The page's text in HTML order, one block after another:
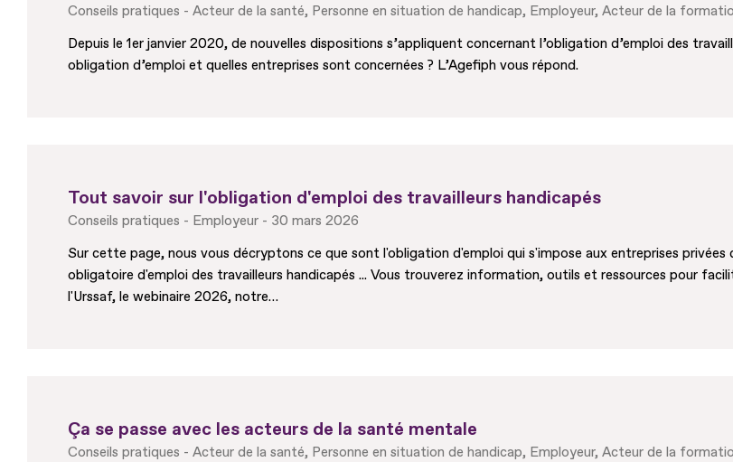
Conseils pratiques Acteur de la santé Personne en situation de handicap Employeur Acteur de la
Depuis le 1er janvier 2020, de nouvelles dispositions s’appliquent concernant l’obligation d’emploi des
obligation d’emploi et quelles entreprises sont concernées ? L’Agefiph vous répond.
Tout savoir sur l'obligation d'emploi des travailleurs handicapés
Conseils pratiques Employeur
30 mars 2026
Sur cette page, nous vous décryptons ce que sont l'obligation d'emploi qui s'impose aux entreprises
obligatoire d'emploi des travailleurs handicapés ... Vous trouverez information, outils et ressources pour
l'Urssaf, le webinaire 2026, notre…
Ça se passe avec les acteurs de la santé mentale
Conseils pratiques Acteur de la santé Personne en situation de handicap Employeur Acteur de la